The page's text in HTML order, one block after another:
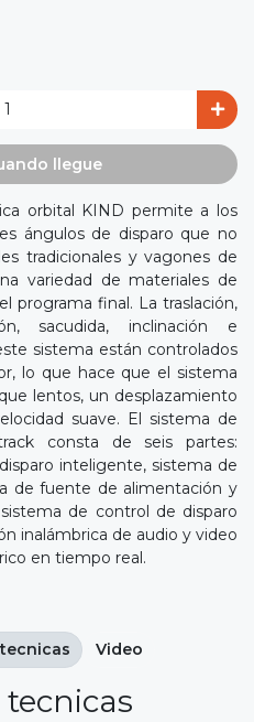
llegue
orbital KIND permite a los
ángulos de disparo que no
tradicionales y vagones de
variedad de materiales de
programa final. La traslación,
sacudida, inclinación e
sistema están controlados
lo que hace que el sistema
lentos, un desplazamiento
suave. El sistema de
consta de seis partes:
inteligente, sistema de
de fuente de alimentación y
de control de disparo
inalámbrica de audio y video
en tiempo real.
Video